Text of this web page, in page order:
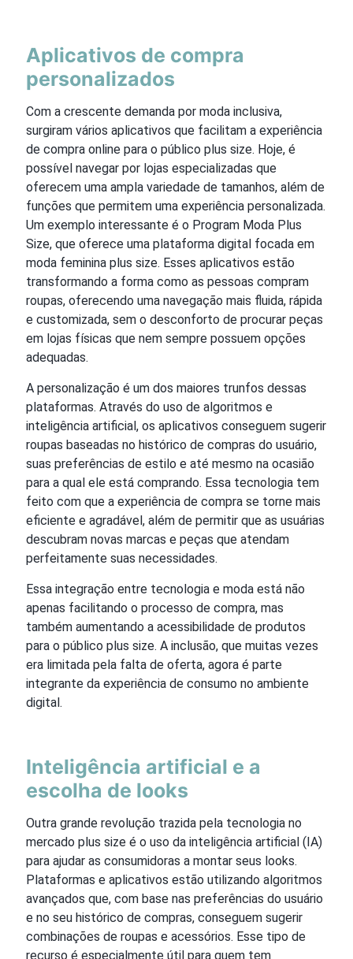
Aplicativos de compra
personalizados
Com a crescente demanda por moda inclusiva,
surgiram vários aplicativos que facilitam a experiência
de compra online para o público plus size. Hoje, é
possível navegar por lojas especializadas que
oferecem uma ampla variedade de tamanhos, além de
funções que permitem uma experiência personalizada.
Um exemplo interessante é o Program Moda Plus
Size, que oferece uma plataforma digital focada em
moda feminina plus size. Esses aplicativos estão
transformando a forma como as pessoas compram
roupas, oferecendo uma navegação mais fluida, rápida
e customizada, sem o desconforto de procurar peças
em lojas físicas que nem sempre possuem opções
adequadas.
A personalização é um dos maiores trunfos dessas
plataformas. Através do uso de algoritmos e
inteligência artificial, os aplicativos conseguem sugerir
roupas baseadas no histórico de compras do usuário,
suas preferências de estilo e até mesmo na ocasião
para a qual ele está comprando. Essa tecnologia tem
feito com que a experiência de compra se torne mais
eficiente e agradável, além de permitir que as usuárias
descubram novas marcas e peças que atendam
perfeitamente suas necessidades.
Essa integração entre tecnologia e moda está não
apenas facilitando o processo de compra, mas
também aumentando a acessibilidade de produtos
para o público plus size. A inclusão, que muitas vezes
era limitada pela falta de oferta, agora é parte
integrante da experiência de consumo no ambiente
digital.
Inteligência artificial e a
escolha de looks
Outra grande revolução trazida pela tecnologia no
mercado plus size é o uso da inteligência artificial (IA)
para ajudar as consumidoras a montar seus looks.
Plataformas e aplicativos estão utilizando algoritmos
avançados que, com base nas preferências do usuário
e no seu histórico de compras, conseguem sugerir
combinações de roupas e acessórios. Esse tipo de
recurso é especialmente útil para quem tem